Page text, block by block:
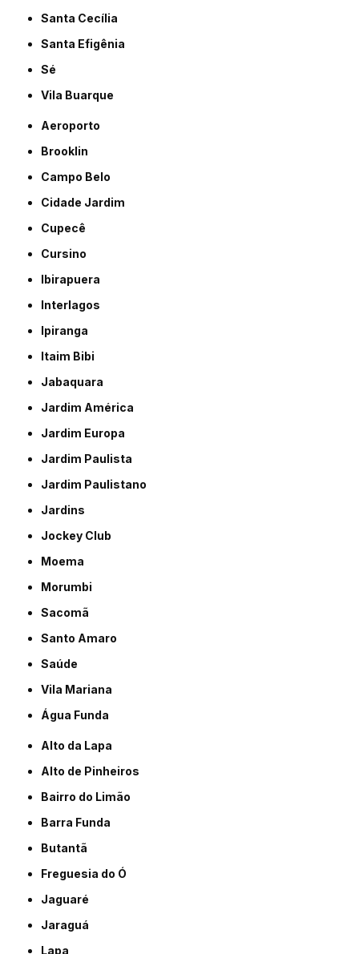
Santa Cecília
Santa Efigênia
Sé
Vila Buarque
Aeroporto
Brooklin
Campo Belo
Cidade Jardim
Cupecê
Cursino
Ibirapuera
Interlagos
Ipiranga
Itaim Bibi
Jabaquara
Jardim América
Jardim Europa
Jardim Paulista
Jardim Paulistano
Jardins
Jockey Club
Moema
Morumbi
Sacomã
Santo Amaro
Saúde
Vila Mariana
Água Funda
Alto da Lapa
Alto de Pinheiros
Bairro do Limão
Barra Funda
Butantã
Freguesia do Ó
Jaguaré
Jaraguá
Lapa